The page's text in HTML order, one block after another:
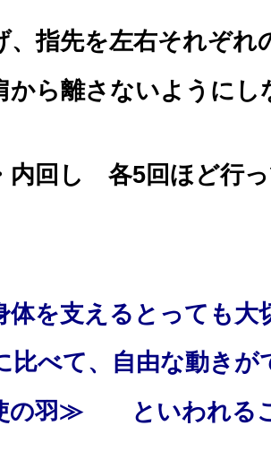
指先を左右それぞれ
ら離さないようにし
回し 各5回ほど行
体を支えるとっても大
比べて、自由な動きが
羽≫ といわれる